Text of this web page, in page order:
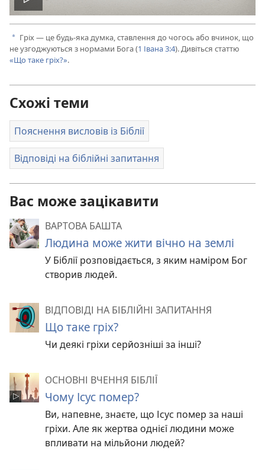
Відтворити
відео
a Гріх — це будь-яка думка, ставлення до чогось або вчинок, що
не узгоджуються з нормами Бога (1 Івана 3:4). Дивіться статтю
«Що таке гріх?».
Схожі теми
Пояснення висловів із Біблії
Відповіді на біблійні запитання
Вас може зацікавити
ВАРТОВА БАШТА
Людина може жити вічно на землі
У Біблії розповідається, з яким наміром Бог
створив людей.
ВІДПОВІДІ НА БІБЛІЙНІ ЗАПИТАННЯ
Що таке гріх?
Чи деякі гріхи серйозніші за інші?
ОСНОВНІ ВЧЕННЯ БІБЛІЇ
Чому Ісус помер?
Ви, напевне, знаєте, що Ісус помер за наші
гріхи. Але як жертва однієї людини може
впливати на мільйони людей?